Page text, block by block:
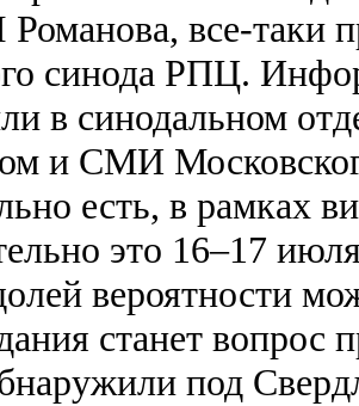
все-таки
синода РПЦ.
в синодальном
и СМИ
есть, в рамках
это 16–17
вероятности
станет
под